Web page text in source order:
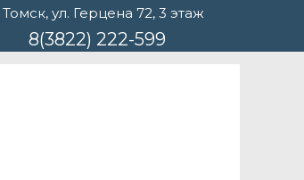
Томск, ул. Герцена 72, 3 этаж
8(3822) 222-599